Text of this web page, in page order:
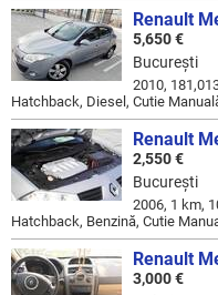
Renault
5,650 €
Bucureşti
2010,
Hatchback, Diesel, Cutie
Renault
2,550 €
Bucureşti
2006, 1 km,
Hatchback, Benzină, Cutie
Renault
3,000 €